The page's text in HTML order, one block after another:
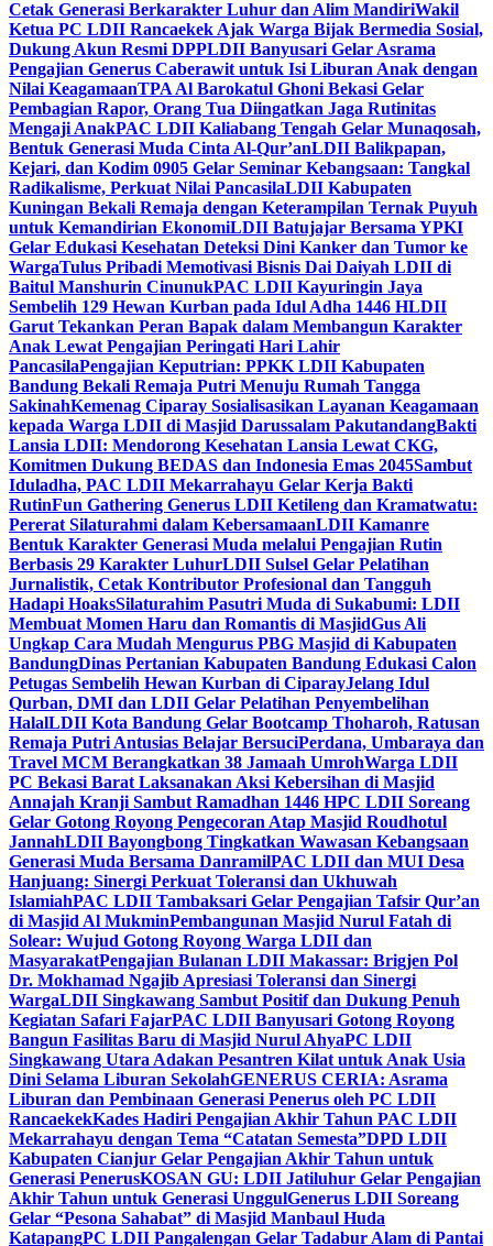
Cetak Generasi Berkarakter Luhur dan Alim MandiriWakil
Ketua PC LDII Rancaekek Ajak Warga Bijak Bermedia Sosial,
Dukung Akun Resmi DPPLDII Banyusari Gelar Asrama
Pengajian Generus Caberawit untuk Isi Liburan Anak dengan
Nilai KeagamaanTPA Al Barokatul Ghoni Bekasi Gelar
Pembagian Rapor, Orang Tua Diingatkan Jaga Rutinitas
Mengaji AnakPAC LDII Kaliabang Tengah Gelar Munaqosah,
Bentuk Generasi Muda Cinta Al-Qur’anLDII Balikpapan,
Kejari, dan Kodim 0905 Gelar Seminar Kebangsaan: Tangkal
Radikalisme, Perkuat Nilai PancasilaLDII Kabupaten
Kuningan Bekali Remaja dengan Keterampilan Ternak Puyuh
untuk Kemandirian EkonomiLDII Batujajar Bersama YPKI
Gelar Edukasi Kesehatan Deteksi Dini Kanker dan Tumor ke
WargaTulus Pribadi Memotivasi Bisnis Dai Daiyah LDII di
Baitul Manshurin CinunukPAC LDII Kayuringin Jaya
Sembelih 129 Hewan Kurban pada Idul Adha 1446 HLDII
Garut Tekankan Peran Bapak dalam Membangun Karakter
Anak Lewat Pengajian Peringati Hari Lahir
PancasilaPengajian Keputrian: PPKK LDII Kabupaten
Bandung Bekali Remaja Putri Menuju Rumah Tangga
SakinahKemenag Ciparay Sosialisasikan Layanan Keagamaan
kepada Warga LDII di Masjid Darussalam PakutandangBakti
Lansia LDII: Mendorong Kesehatan Lansia Lewat CKG,
Komitmen Dukung BEDAS dan Indonesia Emas 2045Sambut
Iduladha, PAC LDII Mekarrahayu Gelar Kerja Bakti
RutinFun Gathering Generus LDII Ketileng dan Kramatwatu:
Pererat Silaturahmi dalam KebersamaanLDII Kamanre
Bentuk Karakter Generasi Muda melalui Pengajian Rutin
Berbasis 29 Karakter LuhurLDII Sulsel Gelar Pelatihan
Jurnalistik, Cetak Kontributor Profesional dan Tangguh
Hadapi HoaksSilaturahim Pasutri Muda di Sukabumi: LDII
Membuat Momen Haru dan Romantis di MasjidGus Ali
Ungkap Cara Mudah Mengurus PBG Masjid di Kabupaten
BandungDinas Pertanian Kabupaten Bandung Edukasi Calon
Petugas Sembelih Hewan Kurban di CiparayJelang Idul
Qurban, DMI dan LDII Gelar Pelatihan Penyembelihan
HalalLDII Kota Bandung Gelar Bootcamp Thoharoh, Ratusan
Remaja Putri Antusias Belajar BersuciPerdana, Umbaraya dan
Travel MCM Berangkatkan 38 Jamaah UmrohWarga LDII
PC Bekasi Barat Laksanakan Aksi Kebersihan di Masjid
Annajah Kranji Sambut Ramadhan 1446 HPC LDII Soreang
Gelar Gotong Royong Pengecoran Atap Masjid Roudhotul
JannahLDII Bayongbong Tingkatkan Wawasan Kebangsaan
Generasi Muda Bersama DanramilPAC LDII dan MUI Desa
Hanjuang: Sinergi Perkuat Toleransi dan Ukhuwah
IslamiahPAC LDII Tambaksari Gelar Pengajian Tafsir Qur’an
di Masjid Al MukminPembangunan Masjid Nurul Fatah di
Solear: Wujud Gotong Royong Warga LDII dan
MasyarakatPengajian Bulanan LDII Makassar: Brigjen Pol
Dr. Mokhamad Ngajib Apresiasi Toleransi dan Sinergi
WargaLDII Singkawang Sambut Positif dan Dukung Penuh
Kegiatan Safari FajarPAC LDII Banyusari Gotong Royong
Bangun Fasilitas Baru di Masjid Nurul AhyaPC LDII
Singkawang Utara Adakan Pesantren Kilat untuk Anak Usia
Dini Selama Liburan SekolahGENERUS CERIA: Asrama
Liburan dan Pembinaan Generasi Penerus oleh PC LDII
RancaekekKades Hadiri Pengajian Akhir Tahun PAC LDII
Mekarrahayu dengan Tema “Catatan Semesta”DPD LDII
Kabupaten Cianjur Gelar Pengajian Akhir Tahun untuk
Generasi PenerusKOSAN GU: LDII Jatiluhur Gelar Pengajian
Akhir Tahun untuk Generasi UnggulGenerus LDII Soreang
Gelar “Pesona Sahabat” di Masjid Manbaul Huda
KatapangPC LDII Pangalengan Gelar Tadabur Alam di Pantai